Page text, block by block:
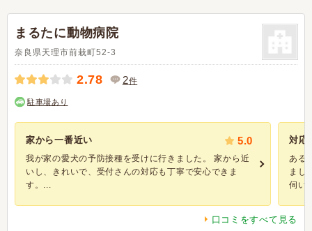
まるたに動物病院
奈良県天理市前栽町52-3
2.78 2件
駐車場あり
家から一番近い 5.0
我が家の愛犬の予防接種を受けに行きました。 家から近
いし、きれいで、受付さんの対応も丁寧で安心できま
す。...
対応
ある
まし
伺い
口コミをすべて見る